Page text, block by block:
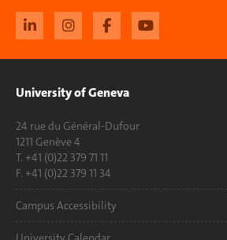
University of Geneva
24 rue du Général-Dufour
1211 Genève 4
T. +41 (0)22 379 71 11
F. +41 (0)22 379 11 34
Campus Accessibility